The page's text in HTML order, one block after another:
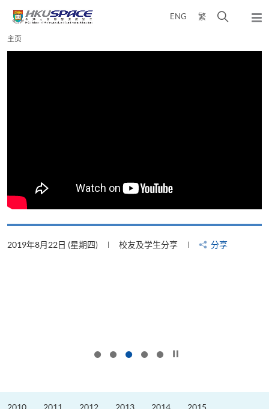
content
ENG 繁
弹
Main
content
主页
2019年8月22日 (星期四) 校友及学生分享 分享
2010 2011 2012 2013 2014 2015